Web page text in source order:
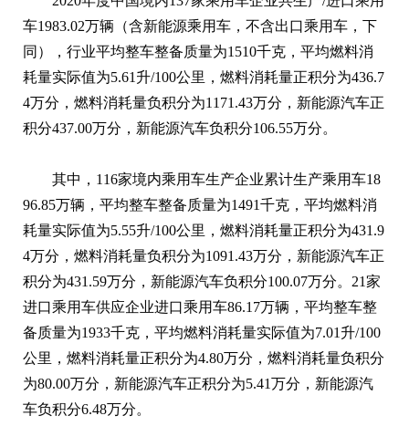
车1983.02万辆（含新能源乘用车，不含出口乘用车，下
同），行业平均整车整备质量为1510千克，平均燃料消
耗量实际值为5.61升/100公里，燃料消耗量正积分为436.7
4万分，燃料消耗量负积分为1171.43万分，新能源汽车正
积分437.00万分，新能源汽车负积分106.55万分。
其中，116家境内乘用车生产企业累计生产乘用车18
96.85万辆，平均整车整备质量为1491千克，平均燃料消
耗量实际值为5.55升/100公里，燃料消耗量正积分为431.9
4万分，燃料消耗量负积分为1091.43万分，新能源汽车正
积分为431.59万分，新能源汽车负积分100.07万分。21家
进口乘用车供应企业进口乘用车86.17万辆，平均整车整
备质量为1933千克，平均燃料消耗量实际值为7.01升/100
公里，燃料消耗量正积分为4.80万分，燃料消耗量负积分
为80.00万分，新能源汽车正积分为5.41万分，新能源汽
车负积分6.48万分。